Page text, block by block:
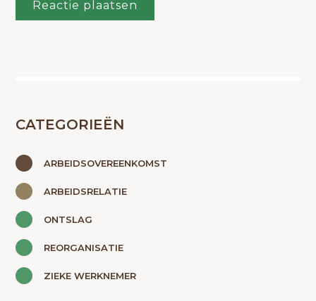
CATEGORIEËN
ARBEIDSOVEREENKOMST
ARBEIDSRELATIE
ONTSLAG
REORGANISATIE
ZIEKE WERKNEMER